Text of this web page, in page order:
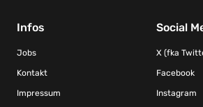
Infos
Jobs
Kontakt
Impressum
Social
X (fka
Facebook
Instagram